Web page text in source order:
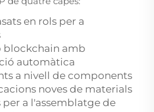
en rols per a
blockchain amb
automàtica
a nivell de components
noves de materials
per a l'assemblatge de